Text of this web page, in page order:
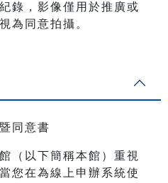
錄，影像僅用於推廣或
為同意拍攝。
同意書
（以下簡稱本館）重視
您在為線上申辦系統使